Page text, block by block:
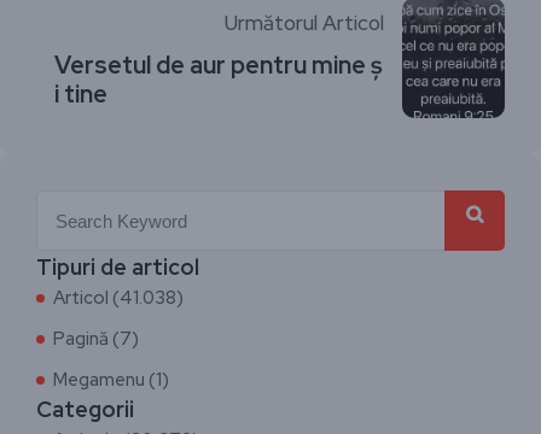
Următorul Articol
Versetul de aur pentru mine ș
i tine
Tipuri de articol
Articol (41.038)
Pagină (7)
Megamenu (1)
Categorii